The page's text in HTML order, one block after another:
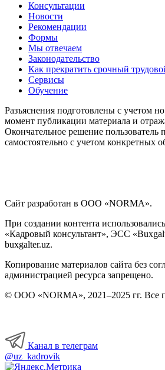
Консультации
Новости
Рекомендации
Формы
Мы отвечаем
Законодательство
Как прекратить срочный
Сервисы
Обучение
Разъяснения подготовлены с учетом
момент публикации материала и
Окончательное решение пользователь
самостоятельно с учетом конкретных
Сайт разработан в ООО «NORMA».
При создании контента
«Кадровый консультант», ЭСС
buxgalter.uz.
Копирование материалов сайта без
администрацией ресурса запрещено.
© ООО «NORMA», 2021–2025 гг. Все
Канал в телеграм
@uz_kadrovik